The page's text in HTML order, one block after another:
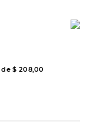
de$ 208,00
dama